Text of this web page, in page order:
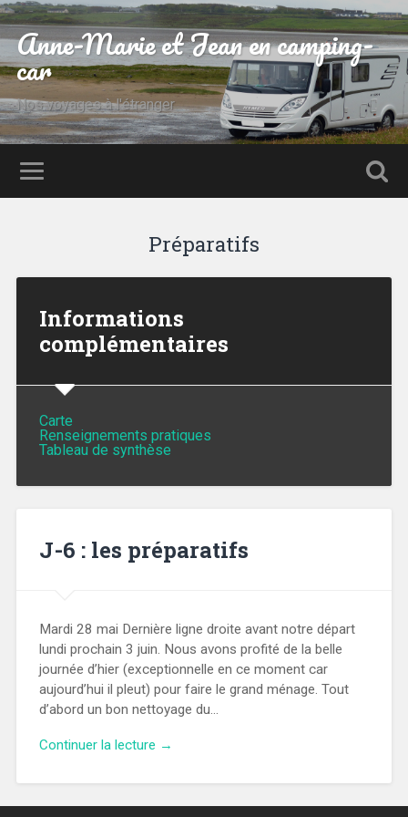
Anne-Marie et Jean en camping-
car
Nos voyages à l'étranger
Préparatifs
Informations
complémentaires
Carte
Renseignements pratiques
Tableau de synthèse
J-6 : les préparatifs
Mardi 28 mai Dernière ligne droite avant notre départ
lundi prochain 3 juin. Nous avons profité de la belle
journée d’hier (exceptionnelle en ce moment car
aujourd’hui il pleut) pour faire le grand ménage. Tout
d’abord un bon nettoyage du…
Continuer la lecture →